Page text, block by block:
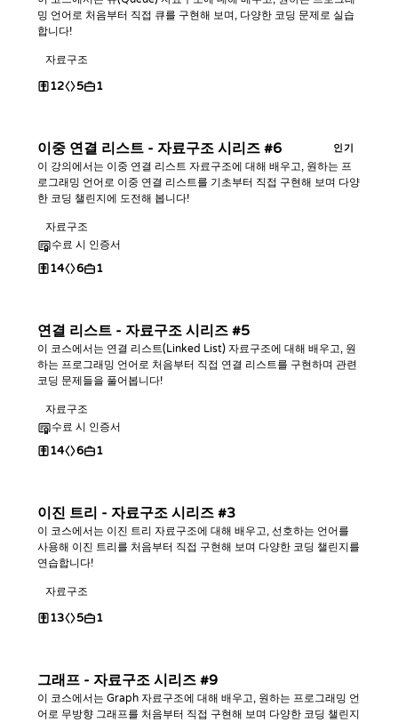
밍 언어로 처음부터 직접 큐를 구현해 보며, 다양한 코딩 문제로 실습
합니다!
자료구조
12 5 1
이중 연결 리스트 - 자료구조 시리즈 #6 인기
이 강의에서는 이중 연결 리스트 자료구조에 대해 배우고, 원하는 프
로그래밍 언어로 이중 연결 리스트를 기초부터 직접 구현해 보며 다양
한 코딩 챌린지에 도전해 봅니다!
자료구조
수료 시 인증서
14 6 1
연결 리스트 - 자료구조 시리즈 #5
이 코스에서는 연결 리스트(Linked List) 자료구조에 대해 배우고, 원
하는 프로그래밍 언어로 처음부터 직접 연결 리스트를 구현하며 관련
코딩 문제들을 풀어봅니다!
자료구조
수료 시 인증서
14 6 1
이진 트리 - 자료구조 시리즈 #3
이 코스에서는 이진 트리 자료구조에 대해 배우고, 선호하는 언어를
사용해 이진 트리를 처음부터 직접 구현해 보며 다양한 코딩 챌린지를
연습합니다!
자료구조
13 5 1
그래프 - 자료구조 시리즈 #9
이 코스에서는 Graph 자료구조에 대해 배우고, 원하는 프로그래밍 언
어로 무방향 그래프를 처음부터 직접 구현해 보며 다양한 코딩 챌린지